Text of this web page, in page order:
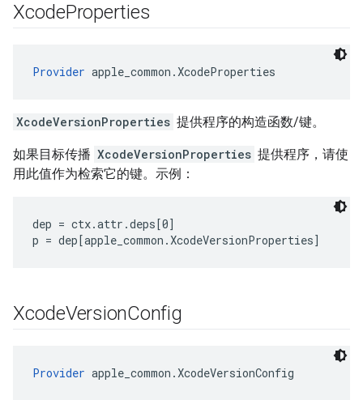
XcodeProperties
Provider apple_common.XcodeProperties
XcodeVersionProperties 提供程序的构造函数/键。
如果目标传播 XcodeVersionProperties 提供程序，请使
用此值作为检索它的键。示例：
dep = ctx.attr.deps[0]
XcodeVersionConfig
Provider apple_common.XcodeVersionConfig